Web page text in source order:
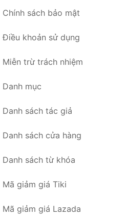
Chính sách bảo mật
Điều khoản sử dụng
Miễn trừ trách nhiệm
Danh mục
Danh sách tác giả
Danh sách cửa hàng
Danh sách từ khóa
Mã giảm giá Tiki
Mã giảm giá Lazada